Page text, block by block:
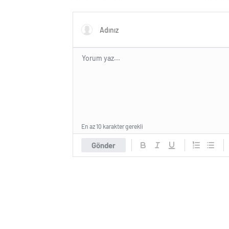
Gönder
En az 10 karakter gerekli